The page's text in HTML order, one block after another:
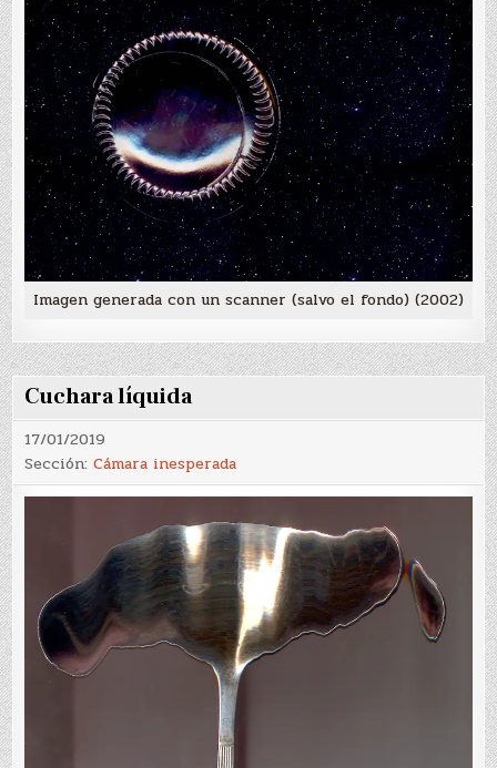
Imagen generada con un scanner (salvo el fondo) (2002)
Cuchara líquida
17/01/2019
Sección:Cámara inesperada